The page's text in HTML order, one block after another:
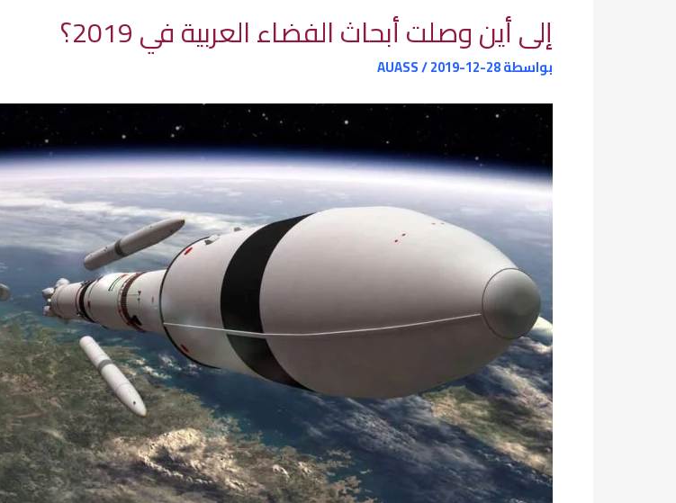
إلى أين وصلت أبحاث الفضاء العربية في 2019؟
بواسطة AUASS/2019-12-28